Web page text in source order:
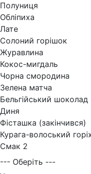
Полуниця
Обліпиха
Лате
Солоний горішок
Журавлина
Кокос-мигдаль
Чорна смородина
Зелена матча
Бельгійський шоколад
Диня
Фісташка (закінчився)
Курага-волоський
Смак 2
--- Оберіть ---